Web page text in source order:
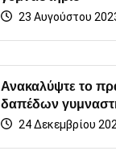
23 Αυγούστου
Ανακαλύψτε το
δαπέδων
24 Δεκεμβρίου